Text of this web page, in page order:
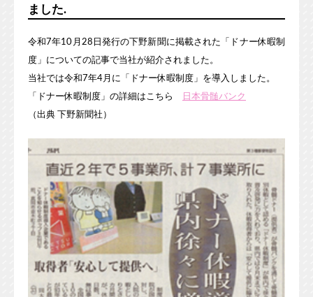
ました.
令和7年10月28日発行の下野新聞に掲載された「ドナー休暇制
度」についての記事で当社が紹介されました。
当社では令和7年4月に「ドナー休暇制度」を導入しました。
「ドナー休暇制度」の詳細はこちら
日本骨髄バンク
（出典 下野新聞社）